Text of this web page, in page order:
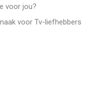
voor jou?
voor Tv-liefhebbers